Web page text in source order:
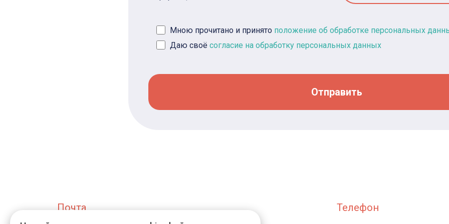
Мною прочитано и принято положение об обработке персональных
Даю своё согласие на обработку персональных данных
Отправить
Почта Телефон